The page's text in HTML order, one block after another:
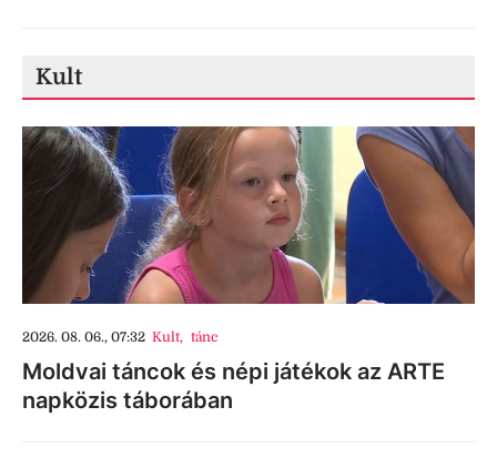
Kult
2026. 08. 06., 07:32 Kult, tánc
Moldvai táncok és népi játékok az ARTE
napközis táborában